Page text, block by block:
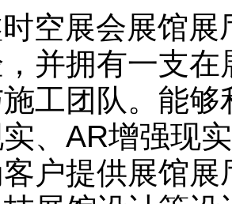
展会展馆展
并拥有一支
工团队。能
、AR增强现
户提供展馆